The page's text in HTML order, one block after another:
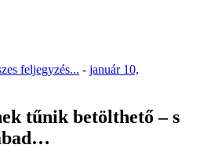
feljegyzés... - január 10,
tűnik betölthető – s